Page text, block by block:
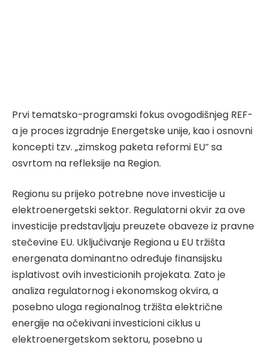
Prvi tematsko-programski fokus ovogodišnjeg REF-
a je proces izgradnje Energetske unije, kao i osnovni
koncepti tzv. „zimskog paketa reformi EU“ sa
osvrtom na refleksije na Region.
Regionu su prijeko potrebne nove investicije u
elektroenergetski sektor. Regulatorni okvir za ove
investicije predstavljaju preuzete obaveze iz pravne
stečevine EU. Uključivanje Regiona u EU tržišta
energenata dominantno određuje finansijsku
isplativost ovih investicionih projekata. Zato je
analiza regulatornog i ekonomskog okvira, a
posebno uloga regionalnog tržišta električne
energije na očekivani investicioni ciklus u
elektroenergetskom sektoru, posebno u